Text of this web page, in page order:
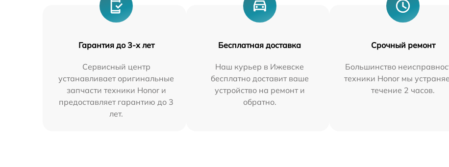
Гарантия до 3-х лет
Сервисный центр
устанавливает оригинальные
запчасти техники Honor и
предоставляет гарантию до 3
лет.
Бесплатная доставка
Наш курьер в Ижевске
бесплатно доставит ваше
устройство на ремонт и
обратно.
Срочный ремонт
Большинство
техники Honor мы
течение 2 часов.